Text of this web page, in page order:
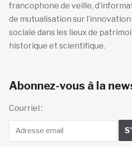
francophone de veille,
de mutualisation sur
sociale dans les lieux de
historique et scientifique.
Abonnez-vous à la
Courriel :